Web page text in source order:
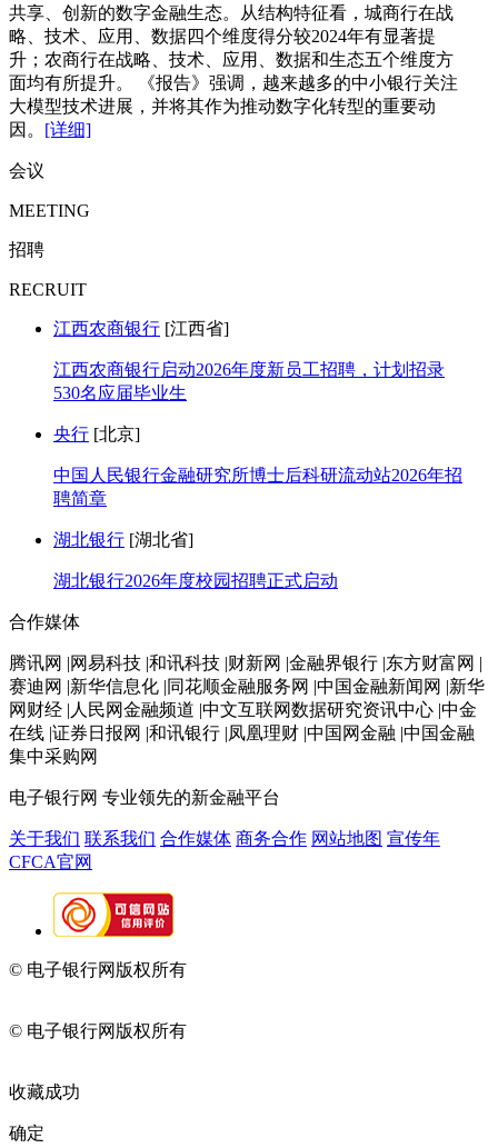
共享、创新的数字金融生态。从结构特征看，城商行在战
略、技术、应用、数据四个维度得分较2024年有显著提
升；农商行在战略、技术、应用、数据和生态五个维度方
面均有所提升。 《报告》强调，越来越多的中小银行关注
大模型技术进展，并将其作为推动数字化转型的重要动
因。 [详细]
会议
MEETING
招聘
RECRUIT
江西农商银行 [江西省]
江西农商银行启动2026年度新员工招聘，计划招录
530名应届毕业生
央行 [北京]
中国人民银行金融研究所博士后科研流动站2026年招
聘简章
湖北银行 [湖北省]
湖北银行2026年度校园招聘正式启动
合作媒体
腾讯网 |网易科技 |和讯科技 |财新网 |金融界银行 |东方财富网 |
赛迪网 |新华信息化 |同花顺金融服务网 |中国金融新闻网 |新华
网财经 |人民网金融频道 |中文互联网数据研究资讯中心 |中金
在线 |证券日报网 |和讯银行 |凤凰理财 |中国网金融 |中国金融
集中采购网
电子银行网 专业领先的新金融平台
关于我们 联系我们 合作媒体 商务合作 网站地图 宣传年
CFCA官网
© 电子银行网版权所有
© 电子银行网版权所有
收藏成功
确定